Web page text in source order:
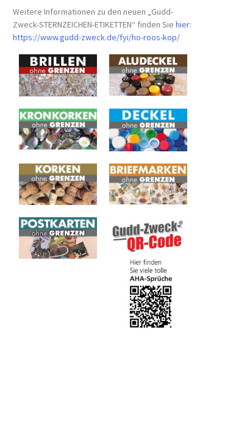
Weitere Informationen zu den neuen „Gudd-
Zweck-STERNZEICHEN-ETIKETTEN“ finden Siehier:
https://www.gudd-zweck.de/fyi/ho-roos-kop/